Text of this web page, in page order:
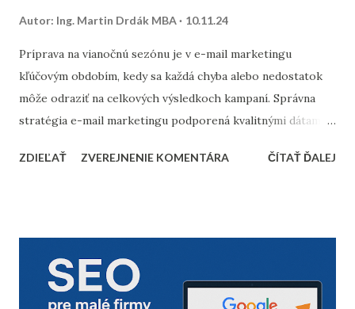
Autor: Ing. Martin Drdák MBA 10.11.24
Príprava na vianočnú sezónu je v e-mail marketingu
kľúčovým obdobím, kedy sa každá chyba alebo nedostatok
môže odraziť na celkových výsledkoch kampaní. Správna
stratégia e-mail marketingu podporená kvalitnými dátami a
priniesť nárast predajov aj vysokú spokojnosť zákazníkov.
Odfiltrovanie neaktívnych používateľov, starých alebo
neoverených e-mailov vám pomôže zvýšiť mieru
ZDIEĽAŤ ZVEREJNENIE KOMENTÁRA ČÍTAŤ ĎALEJ